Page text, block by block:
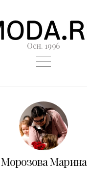
Осн. 1996
Морозова Марина